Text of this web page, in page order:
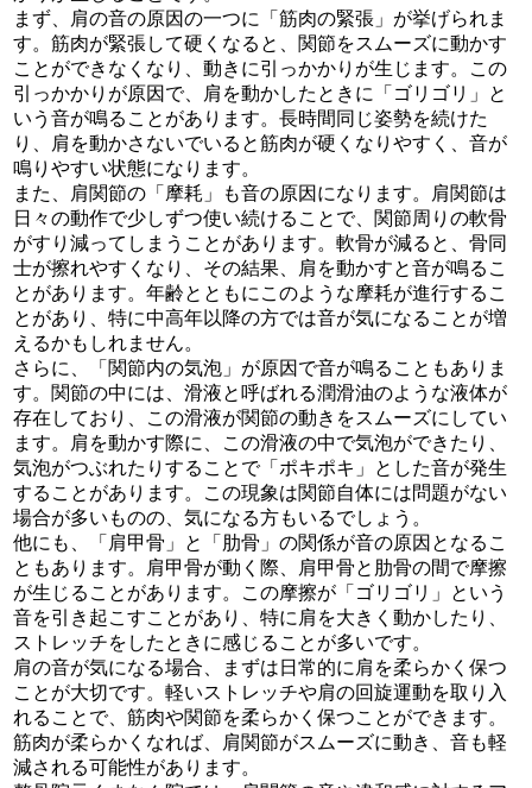
まず、肩の音の原因の一つに「筋肉の緊張」が挙げられま
す。筋肉が緊張して硬くなると、関節をスムーズに動かす
ことができなくなり、動きに引っかかりが生じます。この
引っかかりが原因で、肩を動かしたときに「ゴリゴリ」と
いう音が鳴ることがあります。長時間同じ姿勢を続けた
り、肩を動かさないでいると筋肉が硬くなりやすく、音が
鳴りやすい状態になります。
また、肩関節の「摩耗」も音の原因になります。肩関節は
日々の動作で少しずつ使い続けることで、関節周りの軟骨
がすり減ってしまうことがあります。軟骨が減ると、骨同
士が擦れやすくなり、その結果、肩を動かすと音が鳴るこ
とがあります。年齢とともにこのような摩耗が進行するこ
とがあり、特に中高年以降の方では音が気になることが増
えるかもしれません。
さらに、「関節内の気泡」が原因で音が鳴ることもありま
す。関節の中には、滑液と呼ばれる潤滑油のような液体が
存在しており、この滑液が関節の動きをスムーズにしてい
ます。肩を動かす際に、この滑液の中で気泡ができたり、
気泡がつぶれたりすることで「ポキポキ」とした音が発生
することがあります。この現象は関節自体には問題がない
場合が多いものの、気になる方もいるでしょう。
他にも、「肩甲骨」と「肋骨」の関係が音の原因となるこ
ともあります。肩甲骨が動く際、肩甲骨と肋骨の間で摩擦
が生じることがあります。この摩擦が「ゴリゴリ」という
音を引き起こすことがあり、特に肩を大きく動かしたり、
ストレッチをしたときに感じることが多いです。
肩の音が気になる場合、まずは日常的に肩を柔らかく保つ
ことが大切です。軽いストレッチや肩の回旋運動を取り入
れることで、筋肉や関節を柔らかく保つことができます。
筋肉が柔らかくなれば、肩関節がスムーズに動き、音も軽
減される可能性があります。